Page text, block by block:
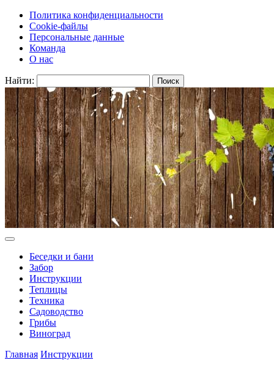
Политика конфиденциальности
Cookie-файлы
Персональные данные
Команда
О нас
Найти:
Беседки и бани
Забор
Инструкции
Теплицы
Техника
Садоводство
Грибы
Виноград
Главная Инструкции